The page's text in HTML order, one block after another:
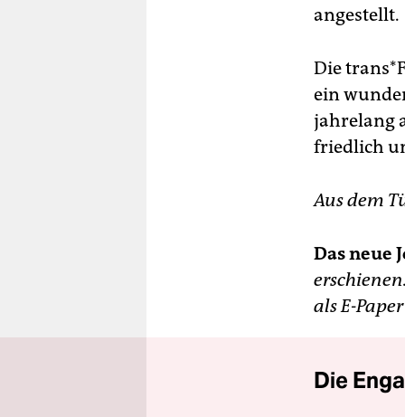
angestellt.
Die
ein
jahrelang
friedlich
Aus dem
Das neue
als E-Paper
Die